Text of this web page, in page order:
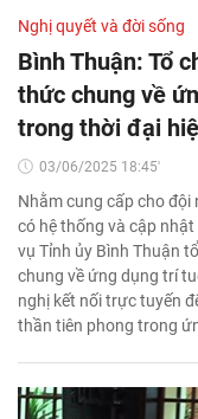
Nghị quyết và đời sống
Bình Thuận: Tổ
thức chung về
trong thời đại
03/06/2025 18:45'
Nhằm cung cấp cho đội
có hệ thống và cập
vụ Tỉnh ủy Bình Thuận
chung về ứng dụng trí
nghị kết nối trực tuyến
thần tiên phong trong